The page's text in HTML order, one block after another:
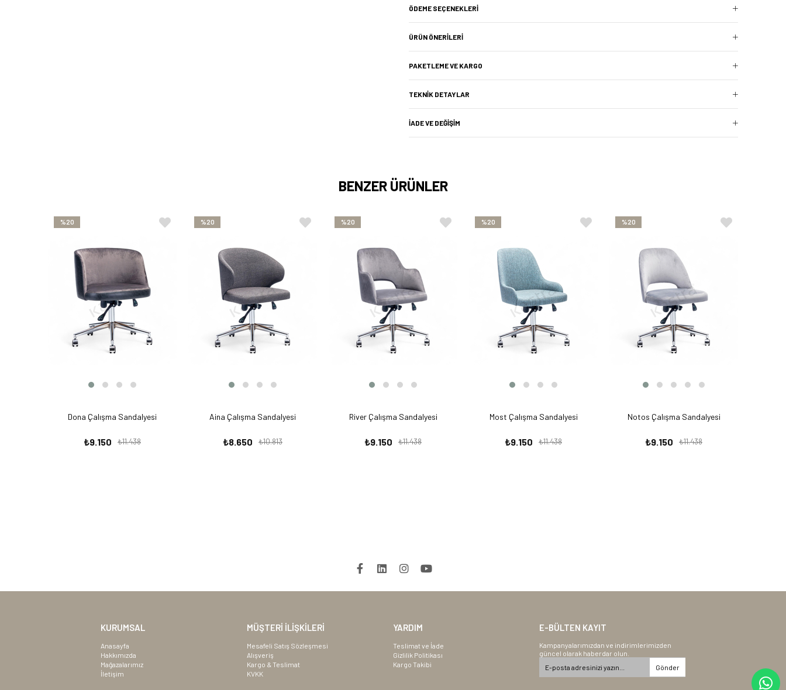
ÖDEME SEÇENEKLERI
ÜRÜN ÖNERILERI
PAKETLEME VE KARGO
TEKNIK DETAYLAR
İADE VE DEĞIŞIM
BENZER ÜRÜNLER
Dona Çalışma Sandalyesi
₺9.150 ₺11.438
%20
Aina Çalışma Sandalyesi
₺8.650 ₺10.813
%20
River Çalışma Sandalyesi
₺9.150 ₺11.438
%20
Most Çalışma Sandalyesi
₺9.150 ₺11.438
%20
Notos Çalışma Sandalyesi
₺9.150 ₺11.438
%20
KURUMSAL
Anasayfa
Hakkımızda
Mağazalarımız
İletişim
MÜŞTERİ İLİŞKİLERİ
Mesafeli Satış Sözleşmesi
Alışveriş
Kargo & Teslimat
KVKK
YARDIM
Teslimat ve İade
Gizlilik Politikası
Kargo Takibi
E-BÜLTEN KAYIT
Kampanyalarımızdan ve indirimlerimizden
güncel olarak haberdar olun.
Gönder